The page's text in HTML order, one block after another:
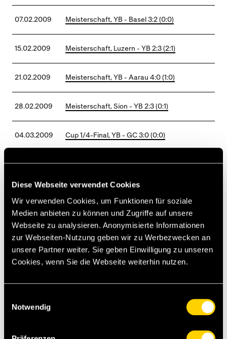
Diese Webseite verwendet Cookies
Wir verwenden Cookies, um Funktionen für soziale
Medien anbieten zu können und Zugriffe auf unsere
Webseite zu analysieren. Anonymisierte Informationen
zur Webseiten-Nutzung geben wir zu Werbezwecken an
unsere Partner weiter. Sie geben Einwilligung zu unseren
Cookies, wenn Sie die Webseite weiterhin nutzen.
Notwendig
07.02.2009 Meisterschaft, YB - Basel 3:2 (0:0)
15.02.2009 Meisterschaft, Luzern - YB 2:3 (2:1)
21.02.2009 Meisterschaft, YB - Aarau 4:0 (1:0)
28.02.2009 Meisterschaft, Sion - YB 2:3 (0:1)
04.03.2009 Cup 1/4-Final, YB - GC 3:0 (0:0)
08.03.2009 Meisterschaft, YB - Bellinzona 3:0 (1:0)
22.03.2009 Meisterschaft, YB - Zürich 4:2 (1:1)
05.04.2009 Meisterschaft, Xamax - YB 2:3 (2:0)
16.04.2009